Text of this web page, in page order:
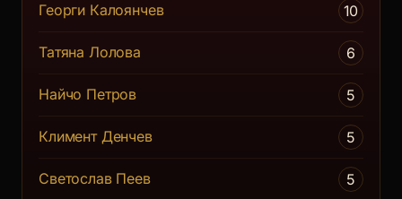
Георги Калоянчев 10
Татяна Лолова 6
Найчо Петров 5
Климент Денчев 5
Светослав Пеев 5